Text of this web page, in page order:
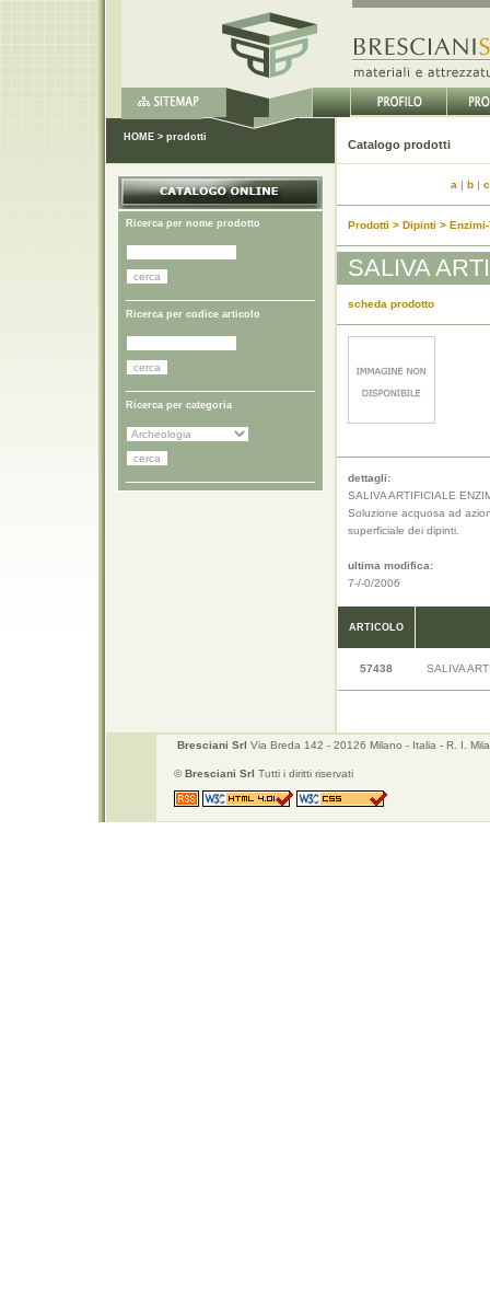
HOME > prodotti
Ricerca per nome prodotto
Ricerca per codice articolo
Ricerca per categoria
a | b| c
Prodotti > Dipinti >
SALIVA
scheda prodotto
dettagli:
SALIVA ARTIFICIALE
Soluzione acquosa ad
superficiale dei dipinti.
ultima modifica:
7-/-0/2006
ARTICOLO
57438 SALIVA
Bresciani Srl Via Breda 142 - 20126 Milano - Italia - R. I.
©Bresciani Srl Tutti i diritti riservati